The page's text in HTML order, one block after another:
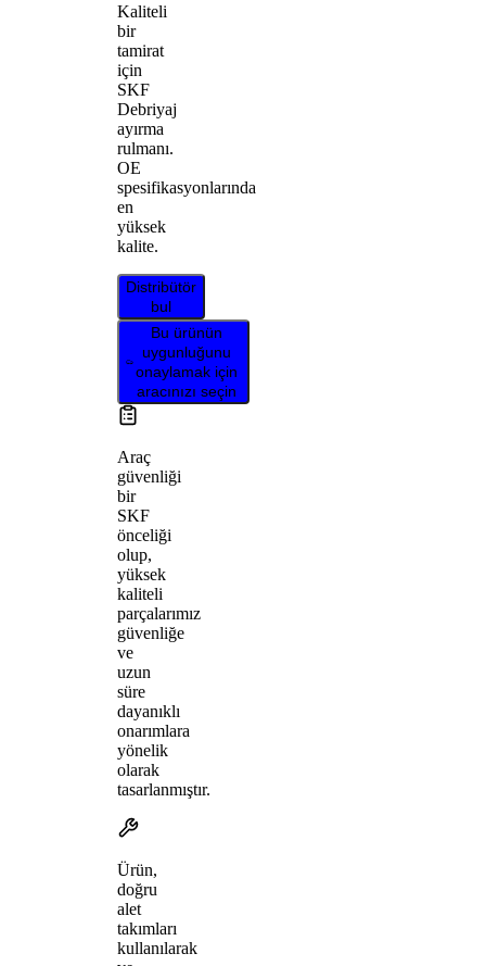
Kaliteli
bir
tamirat
için
SKF
Debriyaj
ayırma
rulmanı.
OE
spesifikasyonlarında
en
yüksek
kalite.
Distribütör
bul
Bu ürünün
uygunluğunu
onaylamak için
aracınızı seçin
Araç
güvenliği
bir
SKF
önceliği
olup,
yüksek
kaliteli
parçalarımız
güvenliğe
ve
uzun
süre
dayanıklı
onarımlara
yönelik
olarak
tasarlanmıştır.
Ürün,
doğru
alet
takımları
kullanılarak